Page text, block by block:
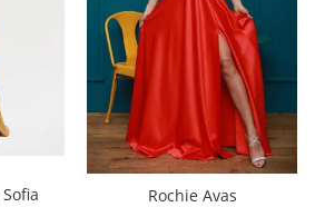
Rochie Avas